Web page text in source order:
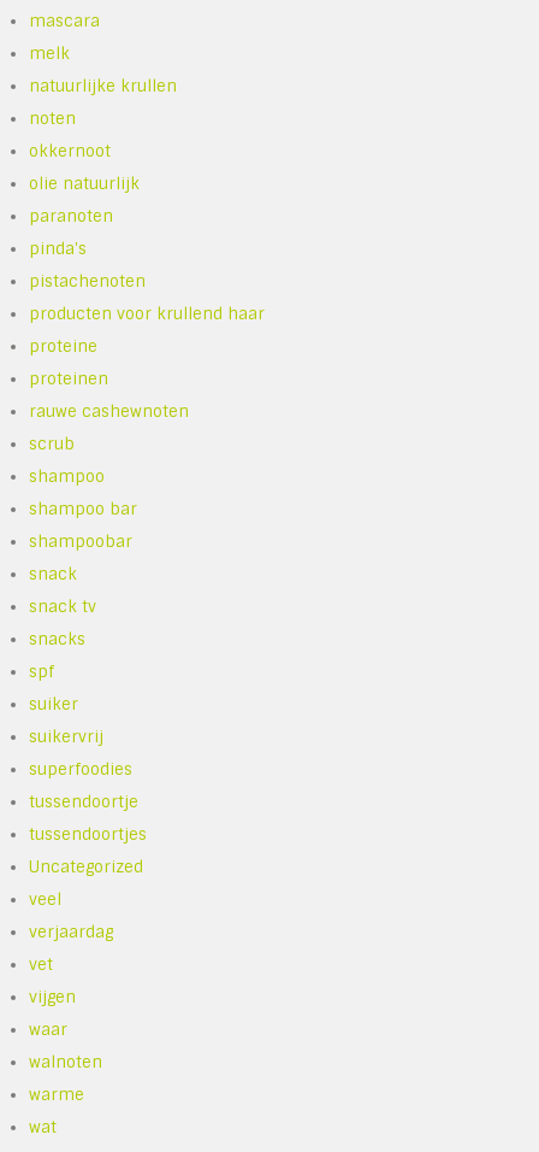
mascara
melk
natuurlijke krullen
noten
okkernoot
olie natuurlijk
paranoten
pinda's
pistachenoten
producten voor krullend haar
proteine
proteinen
rauwe cashewnoten
scrub
shampoo
shampoo bar
shampoobar
snack
snack tv
snacks
spf
suiker
suikervrij
superfoodies
tussendoortje
tussendoortjes
Uncategorized
veel
verjaardag
vet
vijgen
waar
walnoten
warme
wat